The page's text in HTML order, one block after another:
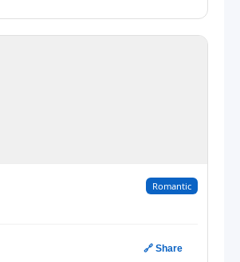
Romantic
🔗 Share